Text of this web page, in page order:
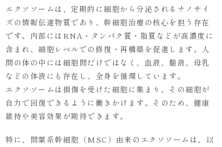
エクソソームは、定期的に細胞から分泌されるナノサイ
ズの情報伝達物質であり、幹細胞治療の核心を担う存在
です。内部にはRNA・タンパク質・脂質などが高濃度に
含まれ、細胞レベルでの修復・再構築を促進します。人
間の体の中には細胞間だけではなく、血液、髄液、母乳
などの体液にも存在し、全身を循環しています。
エクソソームは損傷を受けた細胞に集まり、その細胞が
自力で回復できるように働きかけます。そのため、健康
維持や美容効果が期待できます。
特に、間葉系幹細胞（MSC）由来のエクソソームは、以